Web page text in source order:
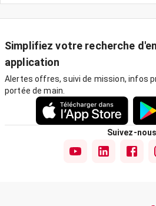
Simplifiez votre recherche
application
Alertes offres, suivi de mission, infos
portée de main.
Suivez-nous